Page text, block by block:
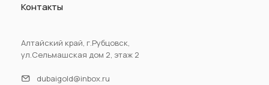
Контакты
Алтайский край, г.Рубцовск,
ул.Сельмашская дом 2, этаж 2
dubaigold@inbox.ru